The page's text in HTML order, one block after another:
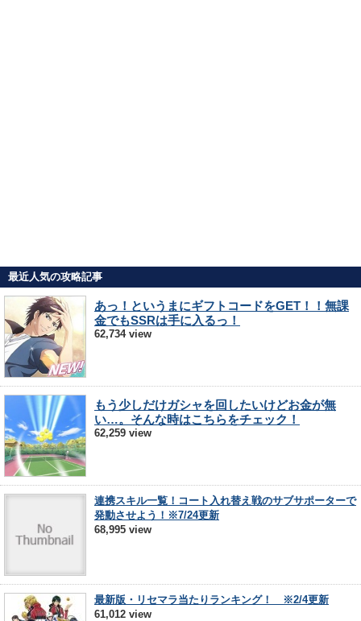
最近人気の攻略記事
あっ！というまにギフトコードをGET！！無課
金でもSSRは手に入るっ！
62,734 view
もう少しだけガシャを回したいけどお金が無
い…。そんな時はこちらをチェック！
62,259 view
連携スキル一覧！コート入れ替え戦のサブサポーターで
発動させよう！※7/24更新
68,995 view
最新版・リセマラ当たりランキング！ ※2/4更新
61,012 view